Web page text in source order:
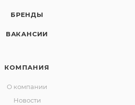
БРЕНДЫ
ВАКАНСИИ
КОМПАНИЯ
О компании
Новости